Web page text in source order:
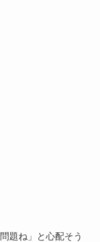
題ね」と心配そう